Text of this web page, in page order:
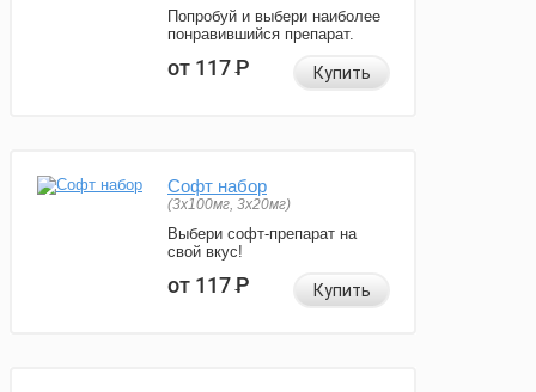
Попробуй и выбери наиболее
понравившийся препарат.
от 117Р Купить
Софт набор
(3x100мг, 3x20мг)
Выбери софт-препарат на
свой вкус!
от 117Р Купить